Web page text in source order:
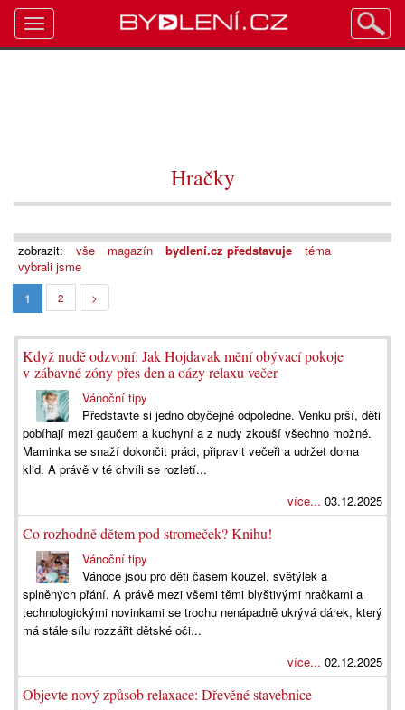
Hračky
zobrazit: vše magazín bydlení.cz představuje
téma
vybrali jsme
1
2 >
Když nudě odzvoní: Jak Hojdavak mění obývací pokoje
v zábavné zóny přes den a oázy relaxu večer
Vánoční tipy
Představte si jedno obyčejné odpoledne. Venku prší, děti
pobíhají mezi gaučem a kuchyní a z nudy zkouší všechno možné.
Maminka se snaží dokončit práci, připravit večeři a udržet doma
klid. A právě v té chvíli se rozletí...
více... 03.12.2025
Co rozhodně dětem pod stromeček? Knihu!
Vánoční tipy
Vánoce jsou pro děti časem kouzel, světýlek a
splněných přání. A právě mezi všemi těmi blyštivými hračkami a
technologickými novinkami se trochu nenápadně ukrývá dárek, který
má stále sílu rozzářit dětské oči...
více... 02.12.2025
Objevte nový způsob relaxace: Dřevěné stavebnice
Toggle
navigation